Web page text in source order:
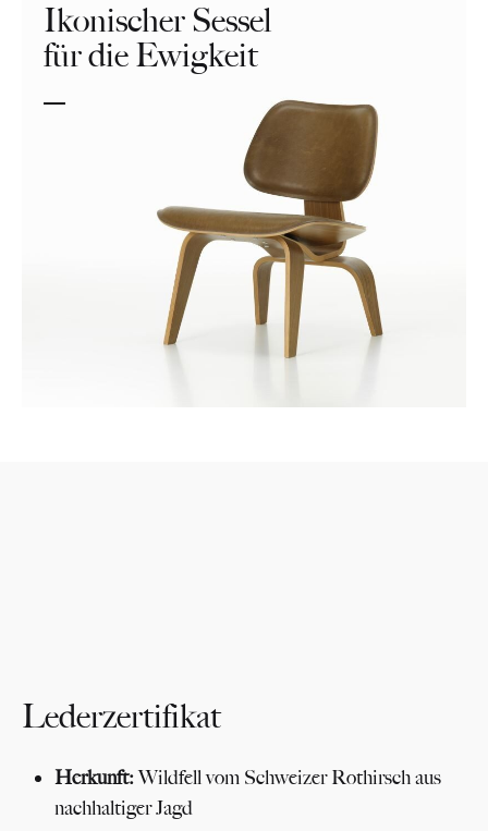
Ikonischer Sessel
für die Ewigkeit
Lederzertifikat
Herkunft:Wildfell vom Schweizer Rothirsch aus
nachhaltiger Jagd